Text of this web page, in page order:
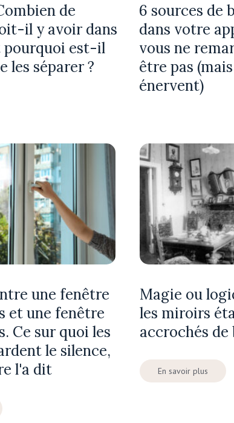
de
il y avoir dans
pourquoi est-il
les séparer ?
6 sources de
dans votre
vous ne
être pas
énervent)
une fenêtre
et une fenêtre
Ce sur quoi les
le silence,
l'a dit
Magie ou
les miroirs
accrochés de
En savoir plus